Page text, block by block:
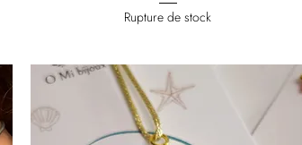
Rupture de stock